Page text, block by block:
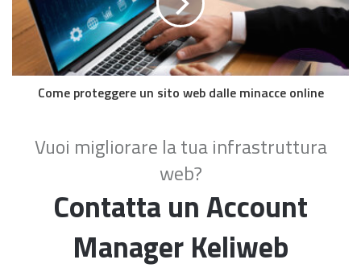
Come proteggere un sito web dalle minacce online
Vuoi migliorare la tua infrastruttura
web?
Contatta un Account
Manager Keliweb